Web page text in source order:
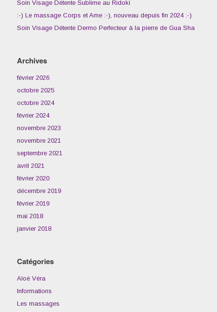
Soin Visage Détente Sublime au Ridoki
:-) Le massage Corps et Ame :-), nouveau depuis fin 2024 :-)
Soin Visage Détente Dermo Perfecteur à la pierre de Gua Sha
Archives
février 2026
octobre 2025
octobre 2024
février 2024
novembre 2023
novembre 2021
septembre 2021
avril 2021
février 2020
décembre 2019
février 2019
mai 2018
janvier 2018
Catégories
Aloé Véra
Informations
Les massages